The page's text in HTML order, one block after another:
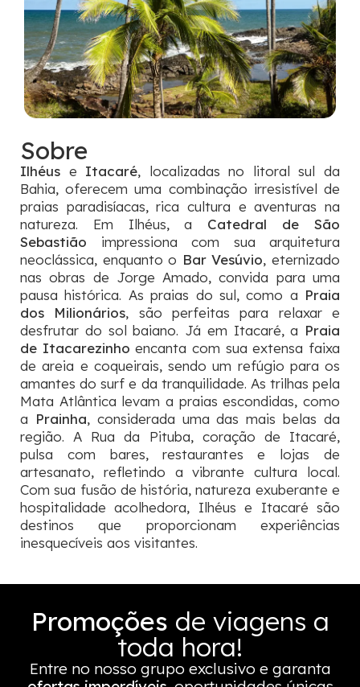
Sobre
Ilhéus e Itacaré, localizadas no litoral sul da
Bahia, oferecem uma combinação irresistível de
praias paradisíacas, rica cultura e aventuras na
natureza. Em Ilhéus, a Catedral de São
Sebastião impressiona com sua arquitetura
neoclássica, enquanto o Bar Vesúvio, eternizado
nas obras de Jorge Amado, convida para uma
pausa histórica. As praias do sul, como a Praia
dos Milionários, são perfeitas para relaxar e
desfrutar do sol baiano. Já em Itacaré, a Praia
de Itacarezinho encanta com sua extensa faixa
de areia e coqueirais, sendo um refúgio para os
amantes do surf e da tranquilidade. As trilhas pela
Mata Atlântica levam a praias escondidas, como
a Prainha, considerada uma das mais belas da
região. A Rua da Pituba, coração de Itacaré,
pulsa com bares, restaurantes e lojas de
artesanato, refletindo a vibrante cultura local.
Com sua fusão de história, natureza exuberante e
hospitalidade acolhedora, Ilhéus e Itacaré são
destinos que proporcionam experiências
inesquecíveis aos visitantes.
Promoções de viagens a
toda hora!
Entre no nosso grupo exclusivo e garanta